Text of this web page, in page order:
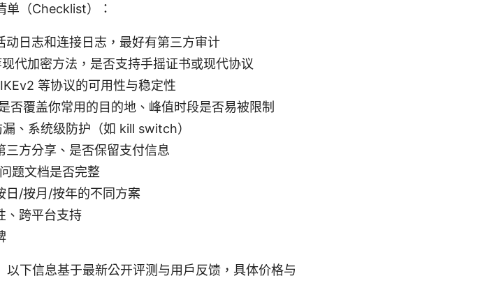
单（Checklist）：
日志和连接日志，最好有第三方审计
代加密方法，是否支持手摇证书或现代协议
等协议的可用性与稳定性
否覆盖你常用的目的地、峰值时段是否易被限制
、系统级防护（如 kill switch）
三方分享、是否保留支付信息
题文档是否完整
日/按月/按年的不同方案
、跨平台支持
下信息基于最新公开评测与用户反馈，具体价格与